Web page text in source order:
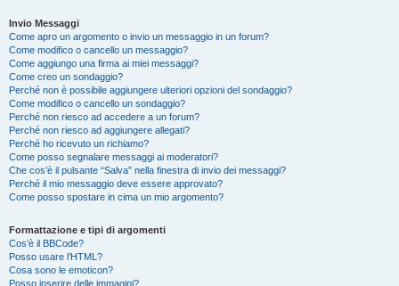
Invio Messaggi
Come apro un argomento o invio un messaggio in un forum?
Come modifico o cancello un messaggio?
Come aggiungo una firma ai miei messaggi?
Come creo un sondaggio?
Perché non è possibile aggiungere ulteriori opzioni del sondaggio?
Come modifico o cancello un sondaggio?
Perché non riesco ad accedere a un forum?
Perché non riesco ad aggiungere allegati?
Perché ho ricevuto un richiamo?
Come posso segnalare messaggi ai moderatori?
Che cos’è il pulsante “Salva” nella finestra di invio dei messaggi?
Perché il mio messaggio deve essere approvato?
Come posso spostare in cima un mio argomento?
Formattazione e tipi di argomenti
Cos’è il BBCode?
Posso usare l’HTML?
Cosa sono le emoticon?
Posso inserire delle immagini?